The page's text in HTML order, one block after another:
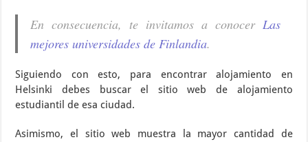
En consecuencia, te invitamos a conocer Las
mejores universidades de Finlandia.
Siguiendo con esto, para encontrar alojamiento en
Helsinki debes buscar el sitio web de alojamiento
estudiantil de esa ciudad.
Asimismo, el sitio web muestra la mayor cantidad de